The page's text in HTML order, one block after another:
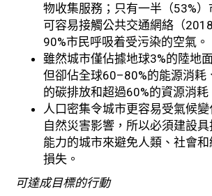
物收集服務；只有一半（53%）
可容易接觸公共交通網絡（
90%市民呼吸着受污染的空氣。
雖然城市僅佔據地球3%的陸地
但卻佔全球60–80%的能源消耗
的碳排放和超過60%的資源消耗
人口密集令城市更容易受氣候變
自然災害影響，所以必須建設
能力的城市來避免人類、社會和
損失。
可達成目標的行動